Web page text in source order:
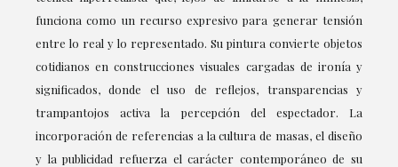
funciona como un recurso expresivo para generar tensión
entre lo real y lo representado. Su pintura convierte objetos
cotidianos en construcciones visuales cargadas de ironía y
significados, donde el uso de reflejos, transparencias y
trampantojos activa la percepción del espectador. La
incorporación de referencias a la cultura de masas, el diseño
y la publicidad refuerza el carácter contemporáneo de su